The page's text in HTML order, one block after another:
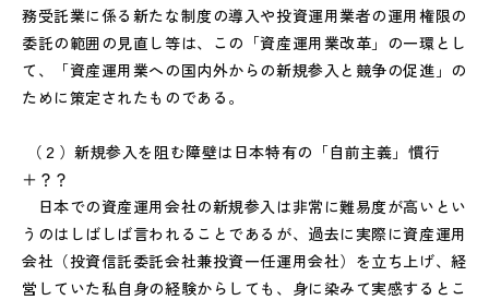
務受託業に係る新たな制度の導入や投資運用業者の運用権限の
委託の範囲の見直し等は、この「資産運用業改革」の一環とし
て、「資産運用業への国内外からの新規参入と競争の促進」の
ために策定されたものである。
（２）新規参入を阻む障壁は日本特有の「自前主義」慣行
＋？？
日本での資産運用会社の新規参入は非常に難易度が高いとい
うのはしばしば言われることであるが、過去に実際に資産運用
会社（投資信託委託会社兼投資一任運用会社）を立ち上げ、経
営していた私自身の経験からしても、身に染みて実感するとこ